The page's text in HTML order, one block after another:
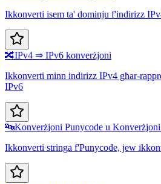
Ikkonverti isem ta' dominju f'indirizz
🔀IPv4 ⇒ IPv6 konverżjoni
Ikkonverti minn indirizz IPv4 għar-
IPv6
🔤Konverżjoni Punycode u
Ikkonverti stringa f'Punycode, jew